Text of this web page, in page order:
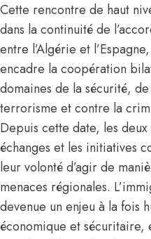
Cette rencontre de haut
dans la continuité de
entre l’Algérie et
encadre la coopération
domaines de la sécurité,
terrorisme et contre la
Depuis cette date, les
échanges et les initiatives
leur volonté d’agir de
menaces régionales.
devenue un enjeu à la fois
économique et sécuritaire,